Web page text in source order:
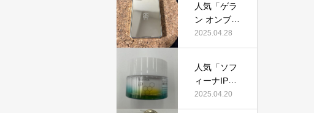
当におすす
め？美容マ
ニアが実際
コミを検
証！
人気「ゲラ
ン オンブル
ジェオーラ
グロウ」っ
すすめ？美
容マニアの
私が実際使
2025.04.28
人気「ソフ
ィーナIPゴ
ールデンタ
イムリペア
2025.04.20